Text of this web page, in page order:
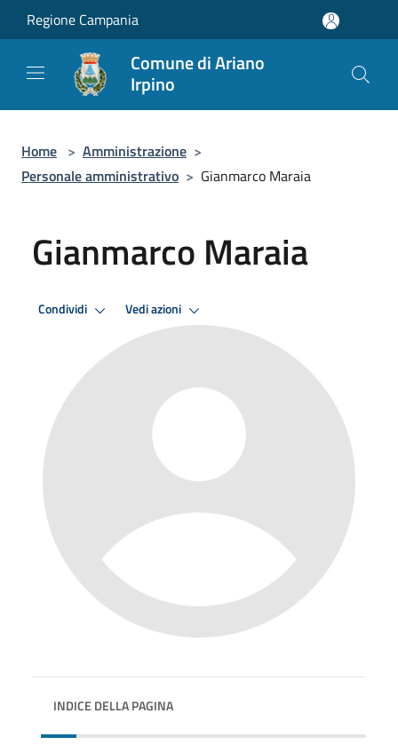
Salta al contenuto principale
Regione Campania
Comune di Ariano
Irpino
Home > Amministrazione >
Personale amministrativo > Gianmarco Maraia
Gianmarco Maraia
Condividi Vedi azioni
INDICE DELLA PAGINA